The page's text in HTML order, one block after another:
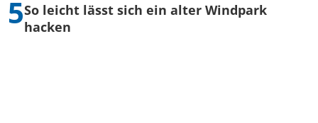
So leicht lässt sich ein alter Windpark
hacken